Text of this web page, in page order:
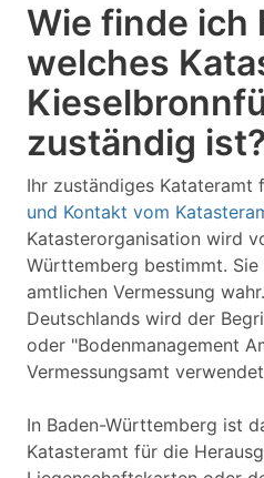
Wie finde ich
welches
zuständig ist?
Ihr zuständiges Katateramt
und Kontakt vom
Katasterorganisation wird
Württemberg bestimmt.
amtlichen Vermessung
Deutschlands wird der
oder "Bodenmanagement
Vermessungsamt
In Baden-Württemberg ist
Katasteramt für die